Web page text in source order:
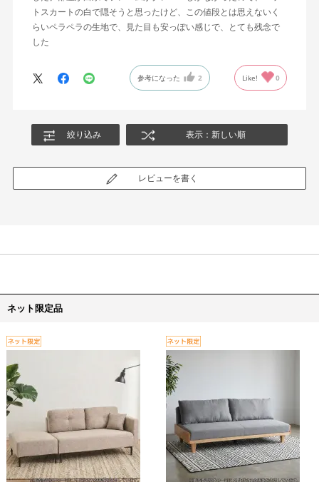
トスカートの白で隠そうと思ったけど、この値段とは思えないく
らいペラペラの生地で、見た目も安っぽい感じで、とても残念で
した
参考になった 2 Like! 0
絞り込み 表示：新しい順
レビューを書く
ネット限定品